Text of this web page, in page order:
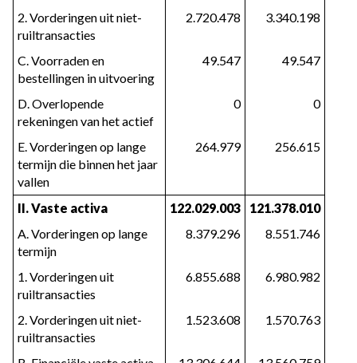
2. Vorderingen uit niet-
ruiltransacties
2.720.478 3.340.198
C. Voorraden en
bestellingen in uitvoering
49.547 49.547
D. Overlopende
rekeningen van het actief
0 0
E. Vorderingen op lange
termijn die binnen het jaar
vallen
264.979 256.615
II. Vaste activa 122.029.003
121.378.010
A. Vorderingen op lange
termijn
8.379.296 8.551.746
1. Vorderingen uit
ruiltransacties
6.855.688 6.980.982
2. Vorderingen uit niet-
ruiltransacties
1.523.608 1.570.763